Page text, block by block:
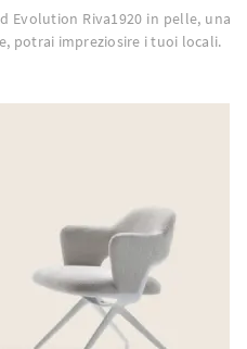
Evolution Riva1920 in pelle, una
potrai impreziosire i tuoi locali.